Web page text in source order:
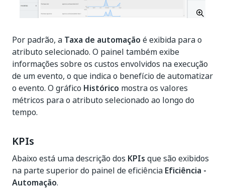
Por padrão, a Taxa de automação é exibida para o
atributo selecionado. O painel também exibe
informações sobre os custos envolvidos na execução
de um evento, o que indica o benefício de automatizar
o evento. O gráfico Histórico mostra os valores
métricos para o atributo selecionado ao longo do
tempo.
KPIs
Abaixo está uma descrição dos KPIs que são exibidos
na parte superior do painel de eficiência Eficiência -
Automação.